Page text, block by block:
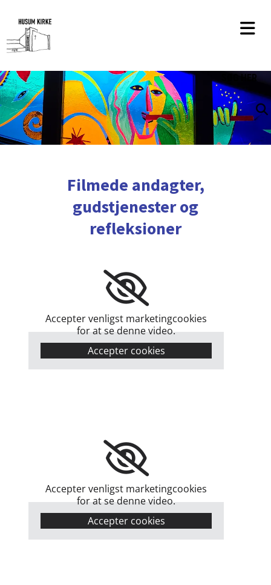
HER
Filmede andagter,
gudstjenester og
refleksioner
Accepter venligst marketingcookies
for at se denne video.
Accepter cookies
Accepter venligst marketingcookies
for at se denne video.
Accepter cookies